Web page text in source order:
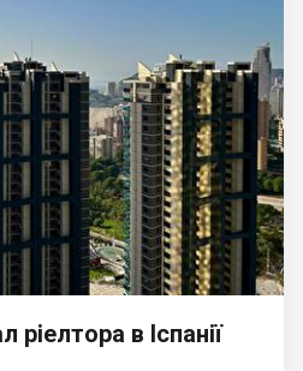
в Іспанії